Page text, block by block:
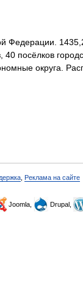
Федерации.
40 посёлков
округа.
Реклама на сайте
Joomla, Drupal,